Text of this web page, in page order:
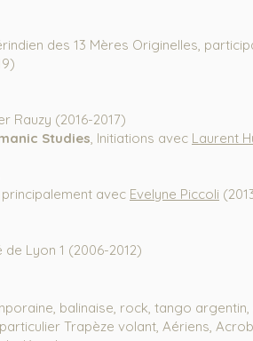
des 13 Mères Originelles,
Rauzy (2016-2017)
Studies, Initiations avec Laurent
avec Evelyne Piccoli
de Lyon 1 (2006-2012)
balinaise, rock, tango
Trapèze volant, Aériens,